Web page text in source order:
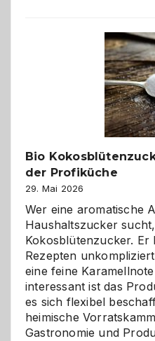
Bio
der Profiküche
29. Mai 2026
Wer eine aromatische
Haushaltszucker
Kokosblütenzucker. Er
Rezepten
eine feine
interessant ist das
es sich flexibel
heimische
Gastronomie und